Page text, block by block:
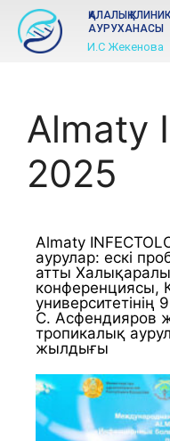
ҚАЛАЛЫҚ
АУРУХАНАСЫ
И.С Жекенова
Almaty
2025
Almaty
аурулар: ескі
атты
конференциясы,
университетінің
С. Асфендияров
тропикалық
жылдығы